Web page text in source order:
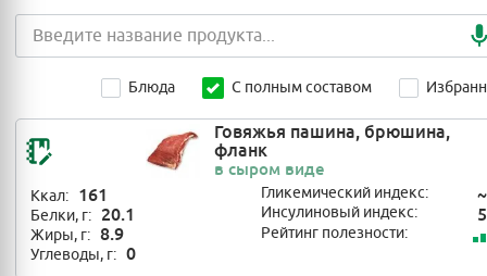
Блюда С полным составом
Говяжья пашина, брюшина,
фланк
в сыром виде
Ккал: 161
Белки, г: 20.1
Жиры, г: 8.9
Углеводы, г: 0
Гликемический индекс: ~
Инсулиновый индекс:
Рейтинг полезности: